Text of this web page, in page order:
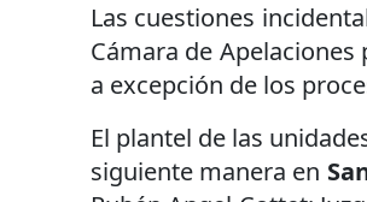
Las cuestiones
Cámara de
a excepción de los
El plantel de las
siguiente manera en